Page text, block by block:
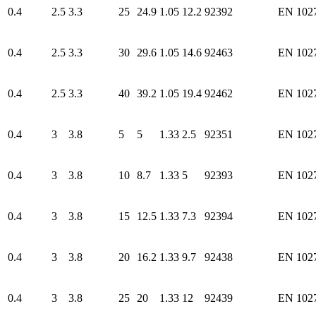
0.4 2.5 3.3 25 24.9 1.05 12.2 92392 EN
0.4 2.5 3.3 30 29.6 1.05 14.6 92463 EN
0.4 2.5 3.3 40 39.2 1.05 19.4 92462 EN
0.4 3 3.8 5 5 1.33 2.5 92351 EN
0.4 3 3.8 10 8.7 1.33 5 92393 EN
0.4 3 3.8 15 12.5 1.33 7.3 92394 EN
0.4 3 3.8 20 16.2 1.33 9.7 92438 EN
0.4 3 3.8 25 20 1.33 12 92439 EN